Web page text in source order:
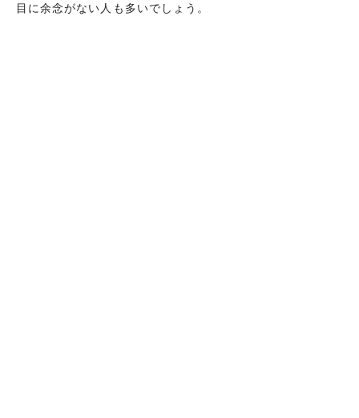
目に余念がない人も多いでしょう。